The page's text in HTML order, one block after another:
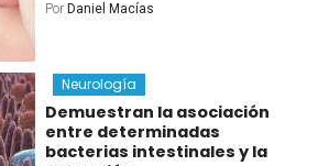
Por Daniel Macías
Neurología
Demuestran la asociación
entre determinadas
bacterias intestinales y la